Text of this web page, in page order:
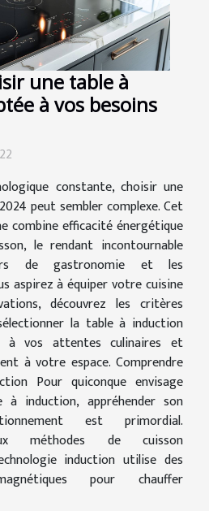
une table à
à vos besoins
constante, choisir une
peut sembler complexe. Cet
combine efficacité énergétique
le rendant incontournable
de gastronomie et les
aspirez à équiper votre cuisine
découvrez les critères
la table à induction
à vos attentes culinaires et
à votre espace. Comprendre
Pour quiconque envisage
à induction, appréhender son
est primordial.
méthodes de cuisson
induction utilise des
pour chauffer